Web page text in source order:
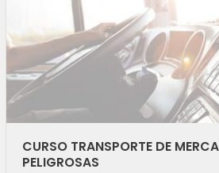
CURSO TRANSPORTE DE
PELIGROSAS